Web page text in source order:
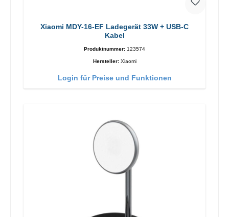
Xiaomi MDY-16-EF Ladegerät 33W + USB-C
Kabel
Produktnummer: 123574
Hersteller: Xiaomi
Login für Preise und Funktionen